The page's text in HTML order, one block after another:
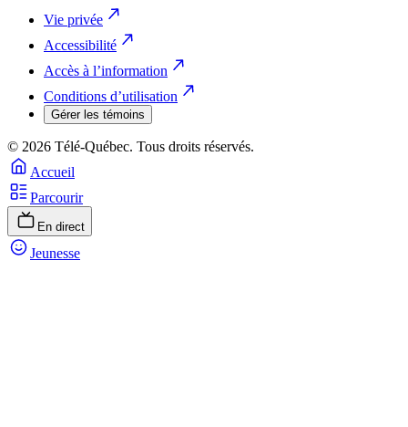
Vie privée
Accessibilité
Accès à l’information
Conditions d’utilisation
Gérer les témoins
© 2026 Télé-Québec. Tous droits réservés.
Accueil
Parcourir
En direct
Jeunesse